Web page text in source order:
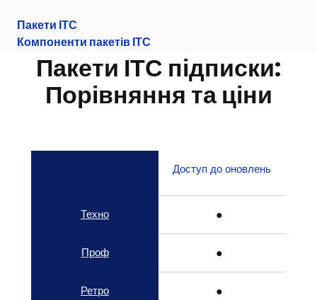
Пакети ІТС
Компоненти пакетів ІТС
Пакети ІТС підписки:
Порівняння та ціни
Доступ до оновлень
Техно ●
Проф ●
Ретро ●